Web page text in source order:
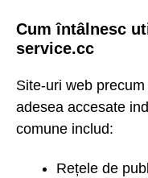
Cum întâlnesc
service.cc
Site-uri web
adesea accesate
comune includ:
Rețele de